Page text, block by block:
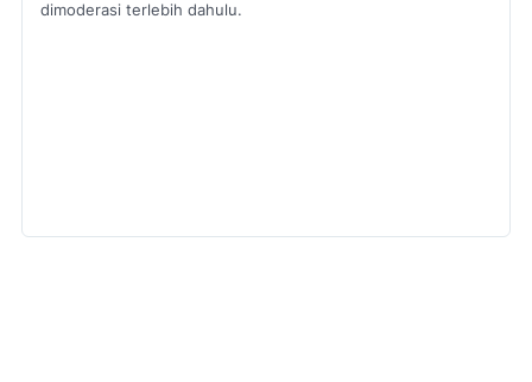
dimoderasi terlebih dahulu.